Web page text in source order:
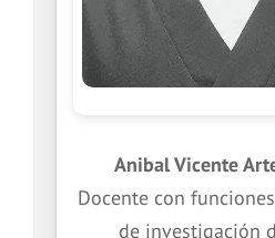
Anibal Vicente
Docente con
de investigación